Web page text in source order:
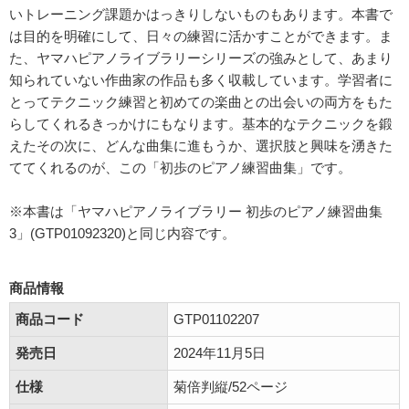
いトレーニング課題かはっきりしないものもあります。本書で
は目的を明確にして、日々の練習に活かすことができます。ま
た、ヤマハピアノライブラリーシリーズの強みとして、あまり
知られていない作曲家の作品も多く収載しています。学習者に
とってテクニック練習と初めての楽曲との出会いの両方をもた
らしてくれるきっかけにもなります。基本的なテクニックを鍛
えたその次に、どんな曲集に進もうか、選択肢と興味を湧きた
ててくれるのが、この「初歩のピアノ練習曲集」です。
※本書は「ヤマハピアノライブラリー 初歩のピアノ練習曲集
3」(GTP01092320)と同じ内容です。
商品情報
商品コード
GTP01102207
発売日 2024年11月5日
仕様 菊倍判縦/52ページ